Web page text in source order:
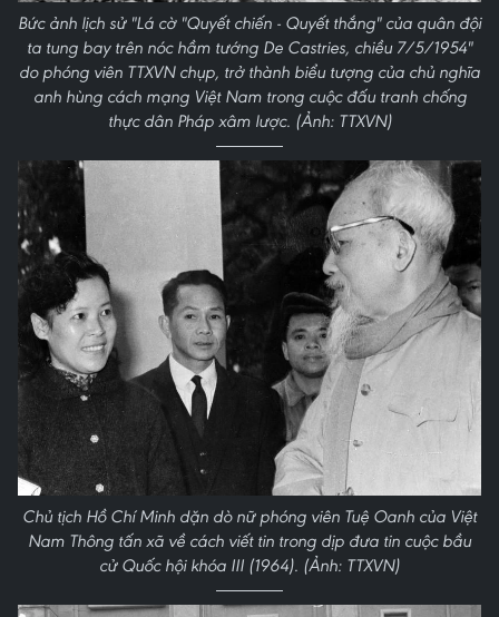
Bức ảnh lịch sử "Lá cờ "Quyết chiến - Quyết thắng" của quân đội
ta tung bay trên nóc hầm tướng De Castries, chiều 7/5/1954"
do phóng viên TTXVN chụp, trở thành biểu tượng của chủ nghĩa
anh hùng cách mạng Việt Nam trong cuộc đấu tranh chống
thực dân Pháp xâm lược. (Ảnh: TTXVN)
Chủ tịch Hồ Chí Minh dặn dò nữ phóng viên Tuệ Oanh của Việt
Nam Thông tấn xã về cách viết tin trong dịp đưa tin cuộc bầu
cử Quốc hội khóa III (1964). (Ảnh: TTXVN)